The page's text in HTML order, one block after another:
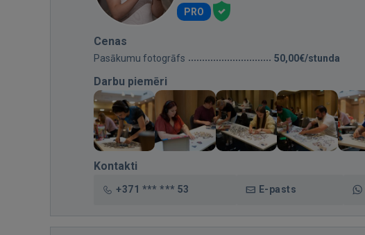
PRO
Cenas
Pasākumu fotogrāfs 50,00€/stunda
Darbu piemēri
Kontakti
+371 *** *** 53 E-pasts